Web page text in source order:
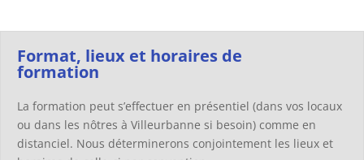
Format, lieux et horaires de
formation
La formation peut s’effectuer en présentiel (dans vos locaux
ou dans les nôtres à Villeurbanne si besoin) comme en
distanciel. Nous déterminerons conjointement les lieux et